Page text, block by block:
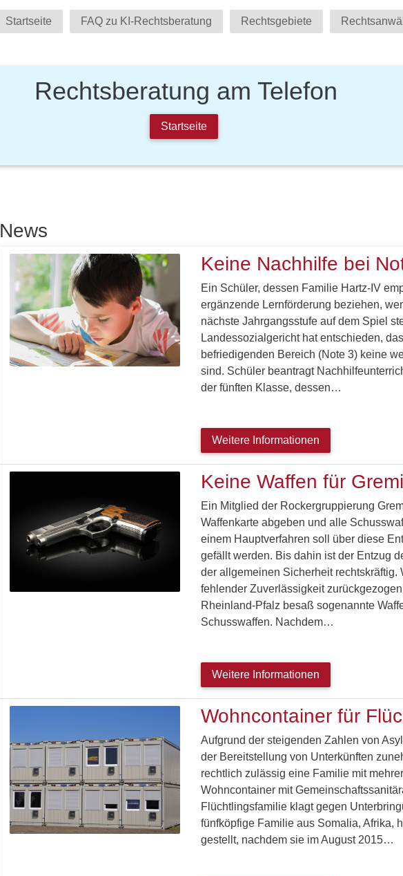
Startseite FAQ zu KI-Rechtsberatung Rechtsgebiete
Rechtsberatung am Telefon
Startseite
News
Keine Nachhilfe bei
Ein Schüler, dessen Familie Hartz-IV
ergänzende Lernförderung beziehen,
nächste Jahrgangsstufe auf dem Spiel
Landessozialgericht hat entschieden,
befriedigenden Bereich (Note 3) keine
sind. Schüler beantragt
der fünften Klasse, dessen…
Weitere Informationen
Keine Waffen für
Ein Mitglied der Rockergruppierung
Waffenkarte abgeben und alle
einem Hauptverfahren soll über diese
gefällt werden. Bis dahin ist der Entzug
der allgemeinen Sicherheit rechtskräftig.
fehlender Zuverlässigkeit
Rheinland-Pfalz besaß sogenannte
Schusswaffen. Nachdem…
Weitere Informationen
Wohncontainer für
Aufgrund der steigenden Zahlen von
der Bereitstellung von Unterkünften
rechtlich zulässig eine Familie mit
Wohncontainer mit
Flüchtlingsfamilie klagt gegen
fünfköpfige Familie aus Somalia, Afrika,
gestellt, nachdem sie im August 2015…